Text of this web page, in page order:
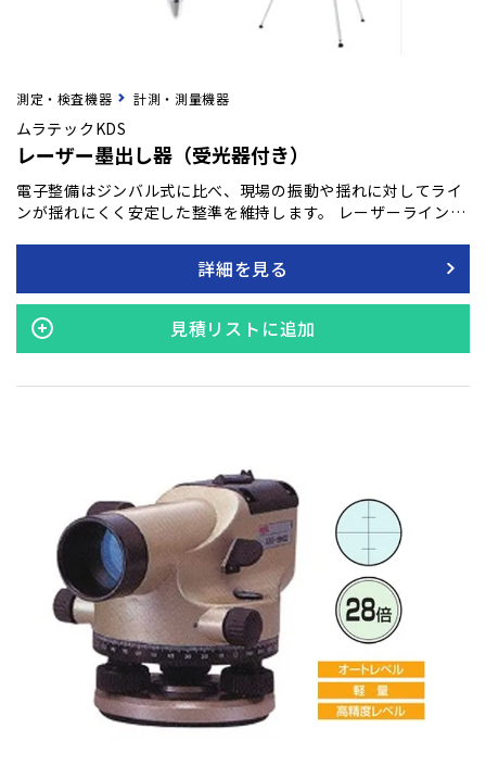
測定・検査機器 計測・測量機器
ムラテックKDS
レーザー墨出し器（受光器付き）
電子整備はジンバル式に比べ、現場の振動や揺れに対してライ
ンが揺れにくく安定した整準を維持します。 レーザーラインを
体固定後でもラインの微調整が±3°まで確かのため、細かい調
整が必要な作業にも対応します。 ●高精度±1mm/10m ●電
子整準方式 ●ライン固定モード ●低温時でも安定性に優れた
リアルグリーン ●リチウムイオン充電池搭載 ●2WAY電源（リ
詳細を見る
見積リストに追加